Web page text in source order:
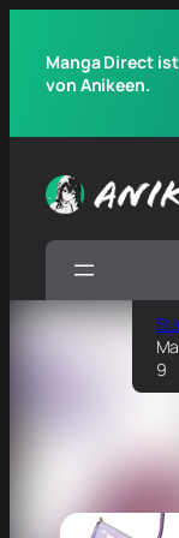
Manga Direct
von Anikeen.
9